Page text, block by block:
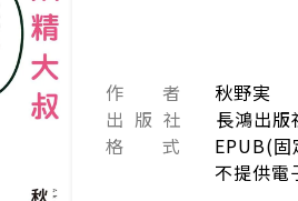
作 者
秋野実
出 版 社
長鴻出版
格 式
EPUB(固
不提供電